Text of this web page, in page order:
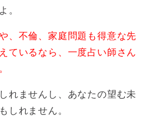
。
、不倫、家庭問題も得意な先
ているなら、一度占い師さん
れませんし、あなたの望む未
しれません。